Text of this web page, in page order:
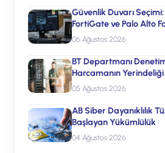
Güvenlik Duvarı
FortiGate ve Palo Alto
06 Ağustos 2026
BT Departmanı
Harcamanın Yerindeliği
05 Ağustos 2026
AB Siber Dayanıklılık
Başlayan Yükümlülük
04 Ağustos 2026